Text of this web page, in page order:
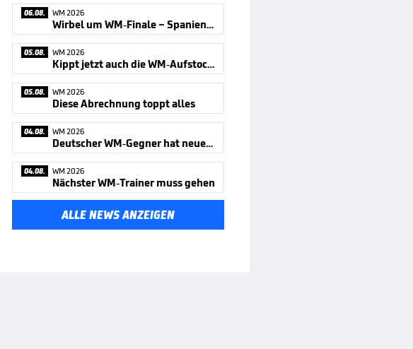
06.08. WM 2026
Wirbel um WM-Finale – Spanien reagiert
05.08. WM 2026
Kippt jetzt auch die WM-Aufstockung?
05.08. WM 2026
Diese Abrechnung toppt alles
04.08. WM 2026
Deutscher WM-Gegner hat neuen Trainer
04.08. WM 2026
Nächster WM-Trainer muss gehen
ALLE NEWS ANZEIGEN